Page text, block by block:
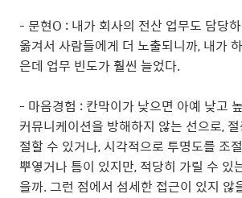
- 문현O : 내가 회사의 전산 업무도 담당
옮겨서 사람들에게 더 노출되니까, 내가
은데 업무 빈도가 훨씬 늘었다.
- 마음경험 : 칸막이가 낮으면 아예 낮고
커뮤니케이션을 방해하지 않는 선으로,
절할 수 있거나, 시각적으로 투명도를 조
뿌옇거나 틈이 있지만, 적당히 가릴 수 있
을까. 그런 점에서 섬세한 접근이 있지 않